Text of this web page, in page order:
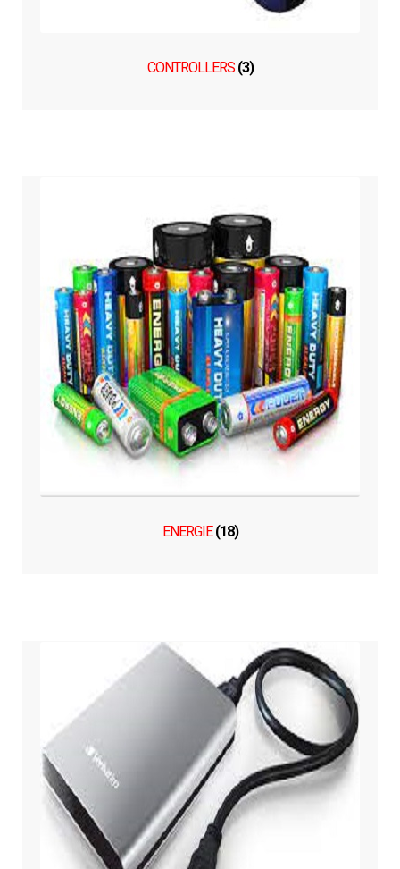
CONTROLLERS (3)
ENERGIE(18)